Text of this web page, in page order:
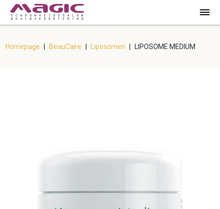
Homepage BeauCaire Liposomen LIPOSOME MEDIUM